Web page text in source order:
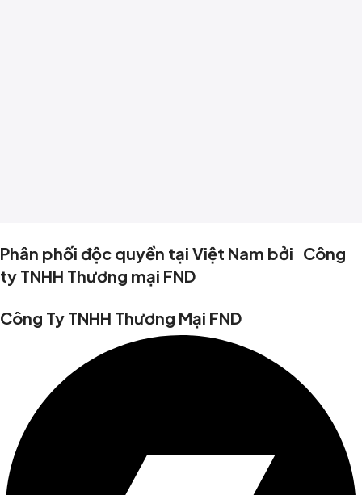
Phân phối độc quyền tại Việt Nam bởi Công
ty TNHH Thương mại FND
Công Ty TNHH Thương Mại FND